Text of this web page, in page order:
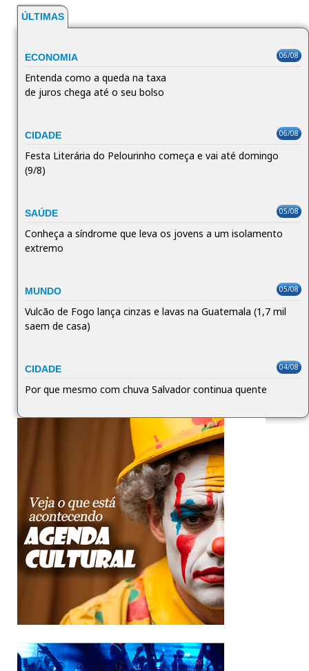
ÚLTIMAS
ECONOMIA 06/08
Entenda como a queda na taxa
de juros chega até o seu bolso
CIDADE 06/08
Festa Literária do Pelourinho começa e vai até domingo
(9/8)
SAÚDE 05/08
Conheça a síndrome que leva os jovens a um isolamento
extremo
MUNDO 05/08
Vulcão de Fogo lança cinzas e lavas na Guatemala (1,7 mil
saem de casa)
CIDADE 04/08
Por que mesmo com chuva Salvador continua quente